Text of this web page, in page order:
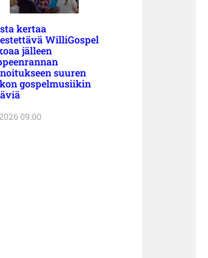
kertaa
WilliGospel
jälleen
suuren
gospelmusiikin
09:00